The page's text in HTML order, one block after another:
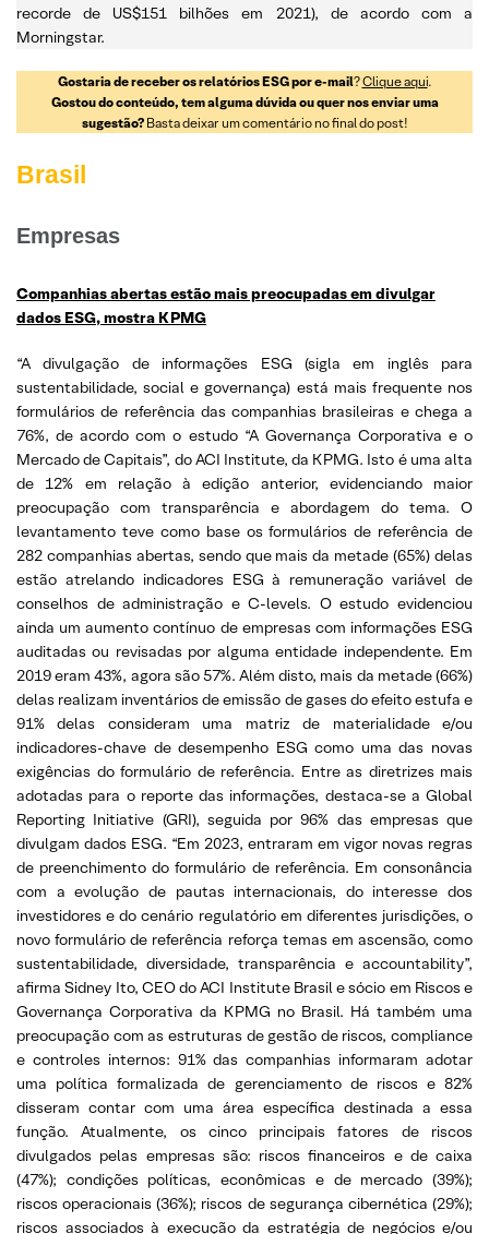
recorde de US$151 bilhões em 2021), de acordo com a
Morningstar.
Gostaria de receber os relatórios ESG por e-mail?Clique aqui.
Gostou do conteúdo, tem alguma dúvida ou quer nos enviar uma
sugestão?Basta deixar um comentário no final do post!
Brasil
Empresas
Companhias abertas estão mais preocupadas em divulgar
dados ESG, mostra KPMG
“A divulgação de informações ESG (sigla em inglês para
sustentabilidade, social e governança) está mais frequente nos
formulários de referência das companhias brasileiras e chega a
76%, de acordo com o estudo “A Governança Corporativa e o
Mercado de Capitais”, do ACI Institute, da KPMG. Isto é uma alta
de 12% em relação à edição anterior, evidenciando maior
preocupação com transparência e abordagem do tema. O
levantamento teve como base os formulários de referência de
282 companhias abertas, sendo que mais da metade (65%) delas
estão atrelando indicadores ESG à remuneração variável de
conselhos de administração e C-levels. O estudo evidenciou
ainda um aumento contínuo de empresas com informações ESG
auditadas ou revisadas por alguma entidade independente. Em
2019 eram 43%, agora são 57%. Além disto, mais da metade (66%)
delas realizam inventários de emissão de gases do efeito estufa e
91% delas consideram uma matriz de materialidade e/ou
indicadores-chave de desempenho ESG como uma das novas
exigências do formulário de referência. Entre as diretrizes mais
adotadas para o reporte das informações, destaca-se a Global
Reporting Initiative (GRI), seguida por 96% das empresas que
divulgam dados ESG. “Em 2023, entraram em vigor novas regras
de preenchimento do formulário de referência. Em consonância
com a evolução de pautas internacionais, do interesse dos
investidores e do cenário regulatório em diferentes jurisdições, o
novo formulário de referência reforça temas em ascensão, como
sustentabilidade, diversidade, transparência e accountability”,
afirma Sidney Ito, CEO do ACI Institute Brasil e sócio em Riscos e
Governança Corporativa da KPMG no Brasil. Há também uma
preocupação com as estruturas de gestão de riscos, compliance
e controles internos: 91% das companhias informaram adotar
uma política formalizada de gerenciamento de riscos e 82%
disseram contar com uma área específica destinada a essa
função. Atualmente, os cinco principais fatores de riscos
divulgados pelas empresas são: riscos financeiros e de caixa
(47%); condições políticas, econômicas e de mercado (39%);
riscos operacionais (36%); riscos de segurança cibernética (29%);
riscos associados à execução da estratégia de negócios e/ou